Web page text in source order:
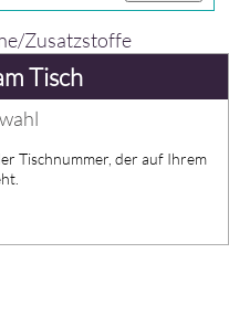
Zusatzstoffe
Tisch
Tischnummer, der auf Ihrem